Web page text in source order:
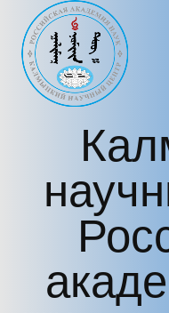
Перейти к основному